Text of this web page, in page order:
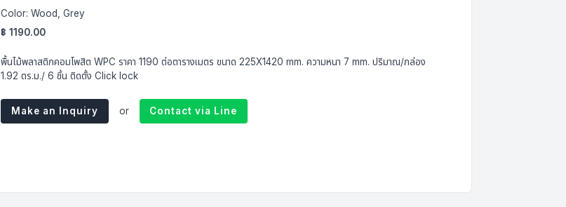
Color: Wood, Grey
฿ 1190.00
พื้นไม้พลาสติกคอมโพสิต WPC ราคา 1190 ต่อตารางเมตร ขนาด 225X1420 mm. ความหนา 7 mm. ปริมาณ/กล่อง
1.92 ตร.ม./ 6 ชิ้น ติดตั้ง Click lock
Make an Inquiry or Contact via Line